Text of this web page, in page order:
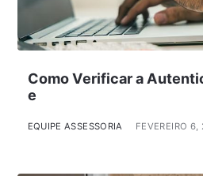
Como Verificar a
e
EQUIPE ASSESSORIA FEVEREIRO 6,